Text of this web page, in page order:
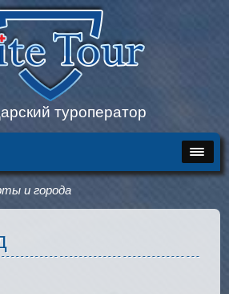
туроператор
и города